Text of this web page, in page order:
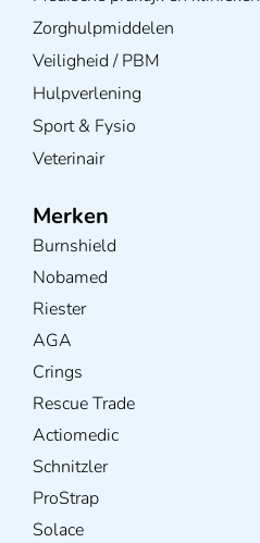
Zorghulpmiddelen
Veiligheid / PBM
Hulpverlening
Sport & Fysio
Veterinair
Merken
Burnshield
Nobamed
Riester
AGA
Crings
Rescue Trade
Actiomedic
Schnitzler
ProStrap
Solace